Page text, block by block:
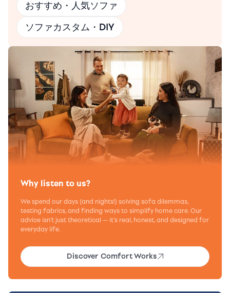
おすすめ・人気ソファ
ソファカスタム・DIY
Why listen to us?
We spend our days (and nights!) solving sofa dilemmas,
testing fabrics, and finding ways to simplify home care. Our
advice isn’t just theoretical — it’s real, honest, and designed for
everyday life.
Discover Comfort Works